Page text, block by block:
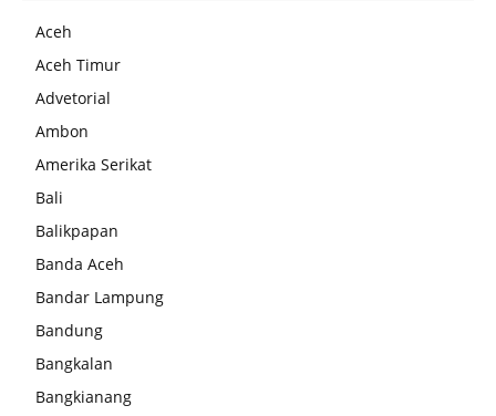
Aceh
Aceh Timur
Advetorial
Ambon
Amerika Serikat
Bali
Balikpapan
Banda Aceh
Bandar Lampung
Bandung
Bangkalan
Bangkianang